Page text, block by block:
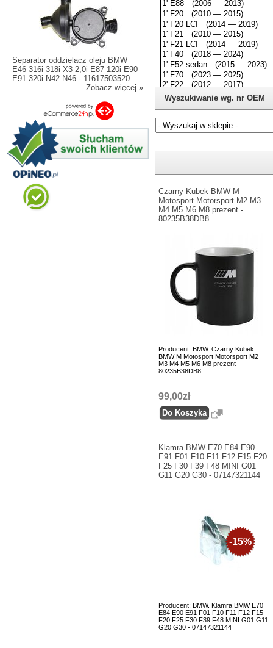
Separator oddzielacz oleju BMW
E46 316i 318i X3 2,0i E87 120i E90
E91 320i N42 N46 - 11617503520
Zobacz więcej »
Wyszukiwanie wg. nr OEM
Czarny Kubek BMW M
Motosport Motorsport M2 M3
M4 M5 M6 M8 prezent -
80235B38DB8
Producent: BMW. Czarny Kubek
BMW M Motosport Motorsport M2
M3 M4 M5 M6 M8 prezent -
80235B38DB8
99,00zł
Klamra BMW E70 E84 E90
E91 F01 F10 F11 F12 F15 F20
F25 F30 F39 F48 MINI G01
G11 G20 G30 - 07147321144
Producent: BMW. Klamra BMW E70
E84 E90 E91 F01 F10 F11 F12 F15
F20 F25 F30 F39 F48 MINI G01 G11
G20 G30 - 07147321144
-15%